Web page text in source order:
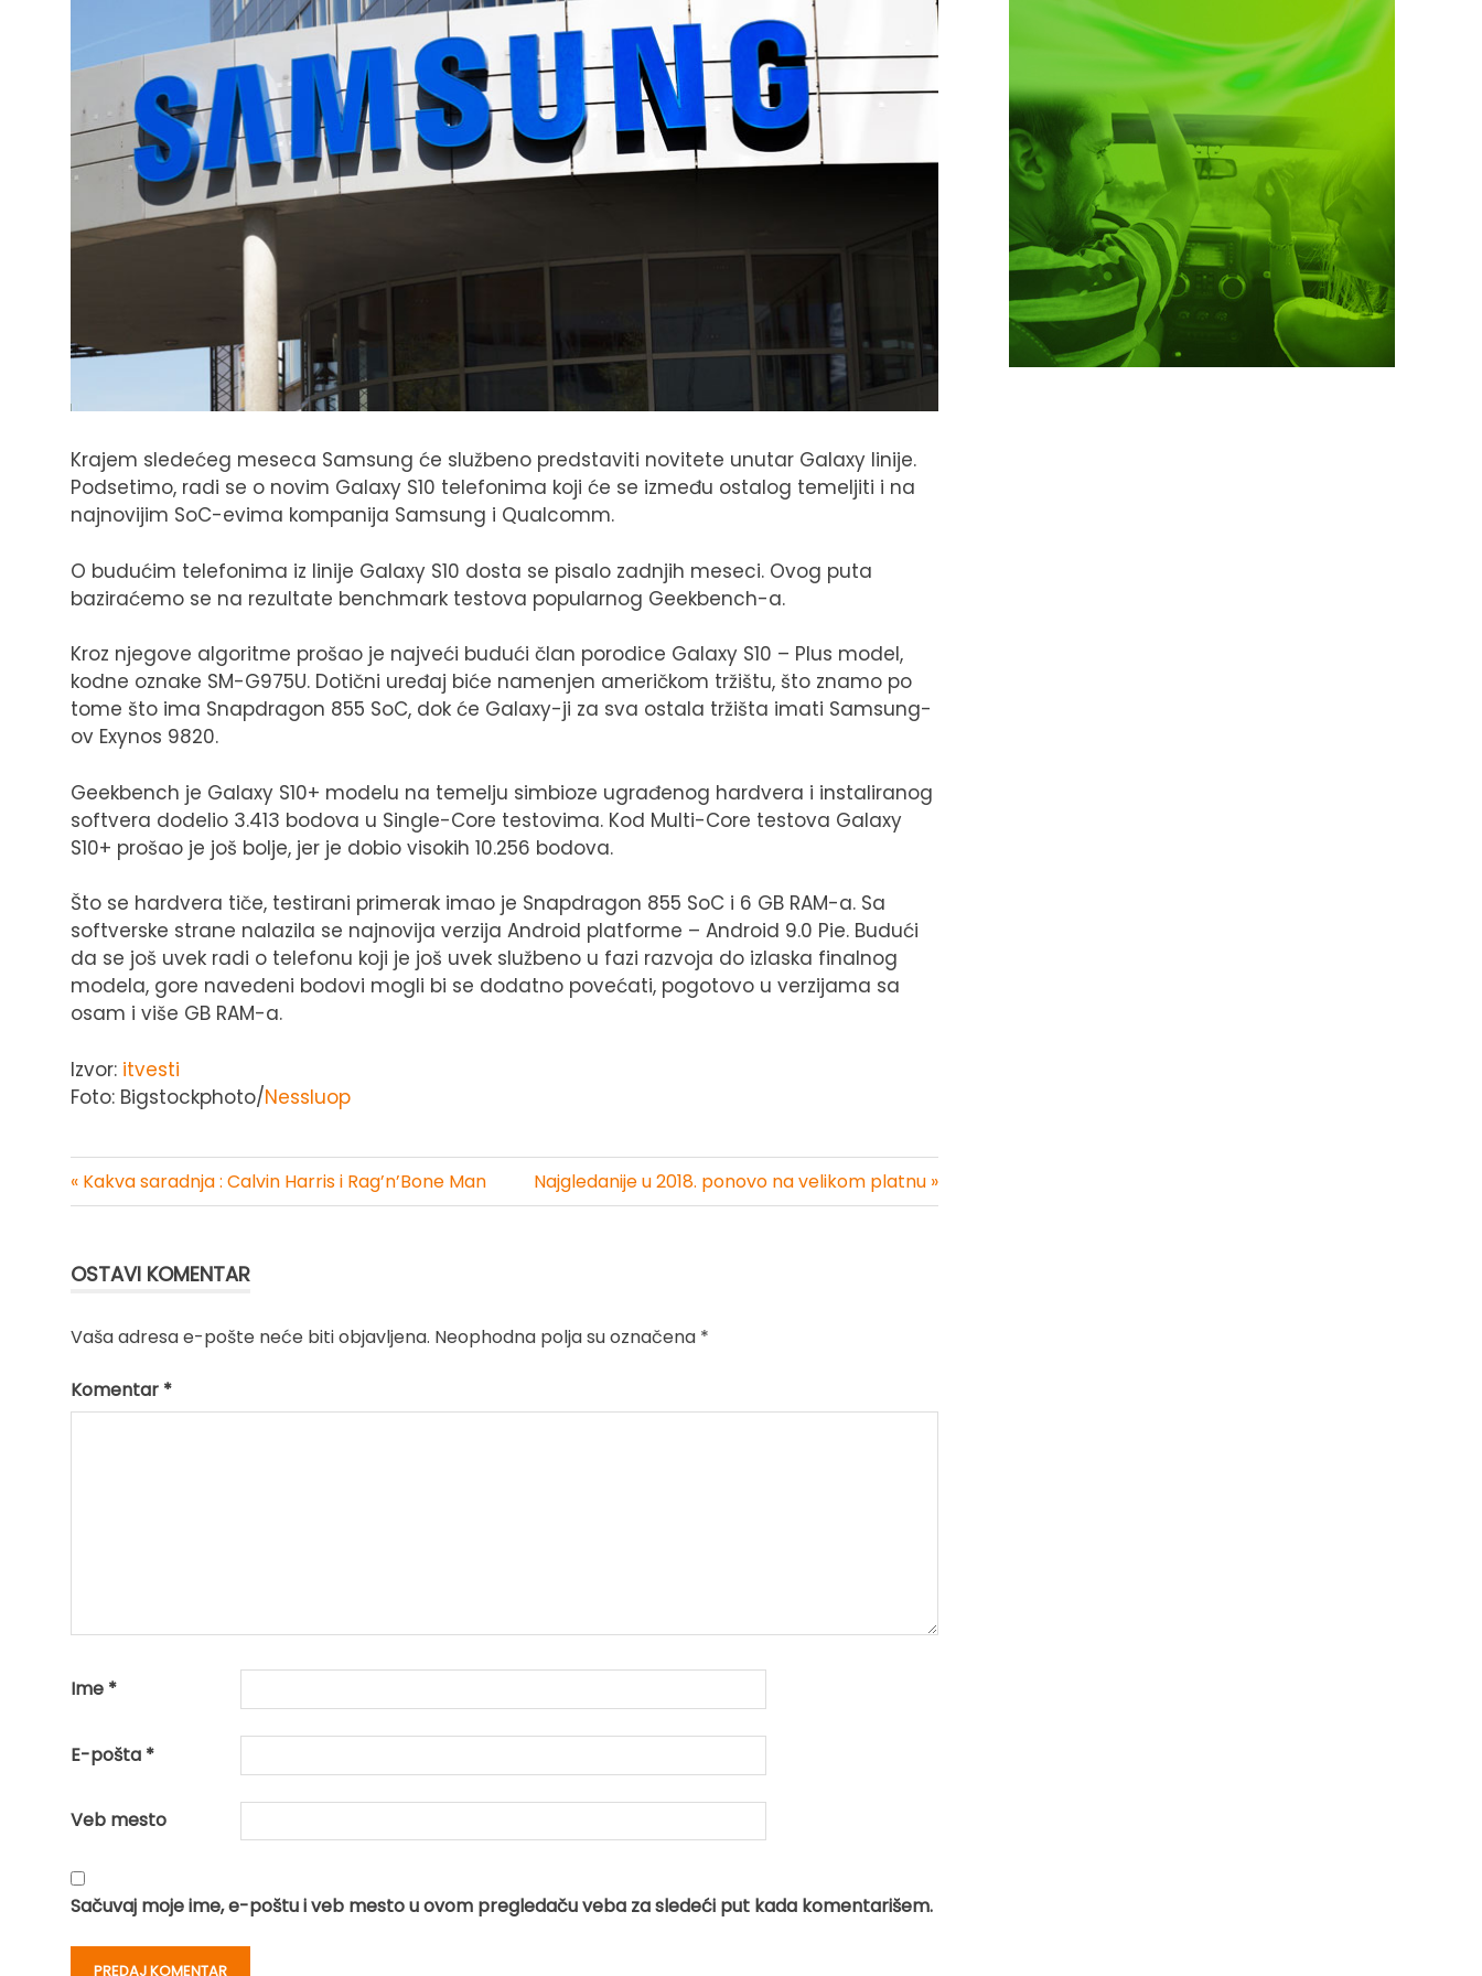
Krajem sledećeg meseca Samsung će službeno predstaviti novitete unutar Galaxy linije.
Podsetimo, radi se o novim Galaxy S10 telefonima koji će se između ostalog temeljiti i na
najnovijim SoC-evima kompanija Samsung i Qualcomm.
O budućim telefonima iz linije Galaxy S10 dosta se pisalo zadnjih meseci. Ovog puta
baziraćemo se na rezultate benchmark testova popularnog Geekbench-a.
Kroz njegove algoritme prošao je najveći budući član porodice Galaxy S10 – Plus model,
kodne oznake SM-G975U. Dotični uređaj biće namenjen američkom tržištu, što znamo po
tome što ima Snapdragon 855 SoC, dok će Galaxy-ji za sva ostala tržišta imati Samsung-
ov Exynos 9820.
Geekbench je Galaxy S10+ modelu na temelju simbioze ugrađenog hardvera i instaliranog
softvera dodelio 3.413 bodova u Single-Core testovima. Kod Multi-Core testova Galaxy
S10+ prošao je još bolje, jer je dobio visokih 10.256 bodova.
Što se hardvera tiče, testirani primerak imao je Snapdragon 855 SoC i 6 GB RAM-a. Sa
softverske strane nalazila se najnovija verzija Android platforme – Android 9.0 Pie. Budući
da se još uvek radi o telefonu koji je još uvek službeno u fazi razvoja do izlaska finalnog
modela, gore navedeni bodovi mogli bi se dodatno povećati, pogotovo u verzijama sa
osam i više GB RAM-a.
Izvor: itvesti
Foto: Bigstockphoto/Nessluop
Kretanje
« Kakva saradnja : Calvin Harris i Rag’n’Bone Man Najgledanije u 2018. ponovo na velikom platnu »
OSTAVI KOMENTAR
Vaša adresa e-pošte neće biti objavljena. Neophodna polja su označena *
Komentar *
Ime *
E-pošta *
Veb mesto
Sačuvaj moje ime, e-poštu i veb mesto u ovom pregledaču veba za sledeći put kada komentarišem.